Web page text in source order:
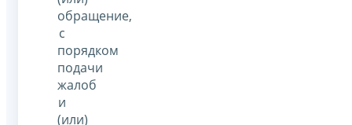
обращение,
с
порядком
подачи
жалоб
и
(или)